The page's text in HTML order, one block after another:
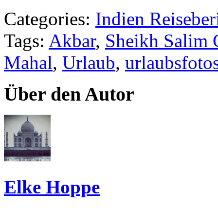
Categories: Indien
Tags: Akbar, Sheikh Salim
Mahal, Urlaub,
Über den Autor
Elke Hoppe